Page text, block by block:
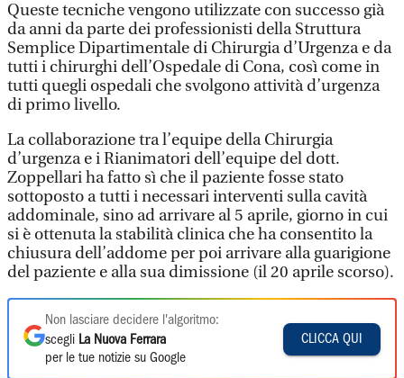
Queste tecniche vengono utilizzate con successo già
da anni da parte dei professionisti della Struttura
Semplice Dipartimentale di Chirurgia d’Urgenza e da
tutti i chirurghi dell’Ospedale di Cona, così come in
tutti quegli ospedali che svolgono attività d’urgenza
di primo livello.
La collaborazione tra l’equipe della Chirurgia
d’urgenza e i Rianimatori dell’equipe del dott.
Zoppellari ha fatto sì che il paziente fosse stato
sottoposto a tutti i necessari interventi sulla cavità
addominale, sino ad arrivare al 5 aprile, giorno in cui
si è ottenuta la stabilità clinica che ha consentito la
chiusura dell’addome per poi arrivare alla guarigione
del paziente e alla sua dimissione (il 20 aprile scorso).
Non lasciare decidere l'algoritmo:
scegli La Nuova Ferrara
per le tue notizie su Google
CLICCA QUI